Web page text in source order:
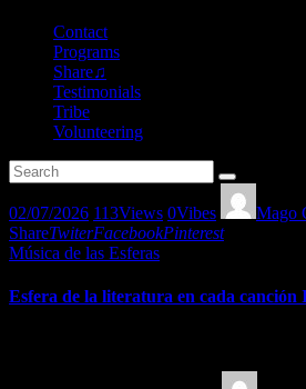
Contact
Programs
Share♫
Testimonials
Tribe
Volunteering
02/07/2026 113Views 0Vibes
Mago
ShareTwiterFacebookPinterest
Música de las Esferas
Esfera de la literatura en cada canción